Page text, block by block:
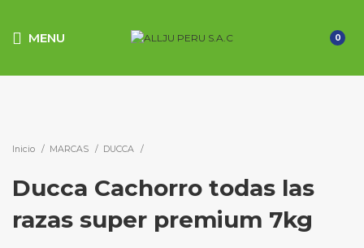
MENU 0
Inicio MARCAS DUCCA
Ducca Cachorro todas las
razas super premium 7kg